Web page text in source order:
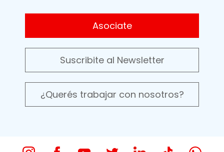
Asociate
Suscribite al Newsletter
¿Querés trabajar con nosotros?